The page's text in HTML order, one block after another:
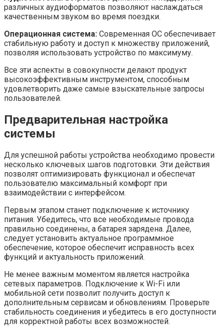
различных аудиоформатов позволяют наслаждаться
качественным звуком во время поездки.
Операционная система: Современная ОС обеспечивает
стабильную работу и доступ к множеству приложений,
позволяя использовать устройство по максимуму.
Все эти аспекты в совокупности делают продукт
высокоэффективным инструментом, способным
удовлетворить даже самые взыскательные запросы
пользователей.
Предварительная настройка
системы
Для успешной работы устройства необходимо провести
несколько ключевых шагов подготовки. Эти действия
позволят оптимизировать функционал и обеспечат
пользователю максимальный комфорт при
взаимодействии с интерфейсом.
Первым этапом станет подключение к источнику
питания. Убедитесь, что все необходимые провода
правильно соединены, а батарея зарядена. Далее,
следует установить актуальное программное
обеспечение, которое обеспечит исправность всех
функций и актуальность приложений.
Не менее важным моментом является настройка
сетевых параметров. Подключение к Wi-Fi или
мобильной сети позволит получить доступ к
дополнительным сервисам и обновлениям. Проверьте
стабильность соединения и убедитесь в его доступности
для корректной работы всех возможностей.